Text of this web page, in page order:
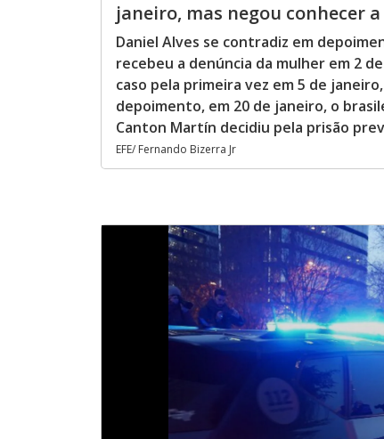
janeiro, mas negou conhecer
Daniel Alves se contradiz em
recebeu a denúncia da mulher em 2
caso pela primeira vez em 5 de
depoimento, em 20 de janeiro, o
Canton Martín decidiu pela prisão
EFE/ Fernando Bizerra Jr